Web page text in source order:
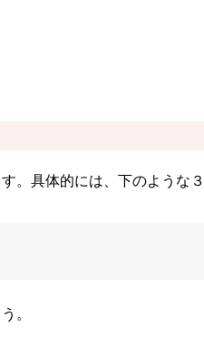
。具体的には、下のような
。